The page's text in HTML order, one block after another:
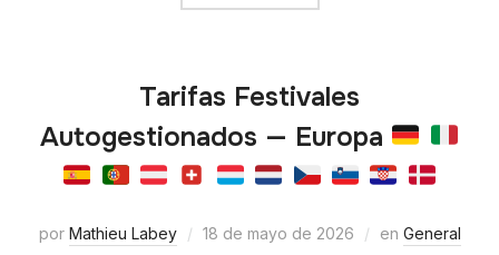
Tarifas Festivales
Autogestionados — Europa
por Mathieu Labey 18 de mayo de 2026 en General